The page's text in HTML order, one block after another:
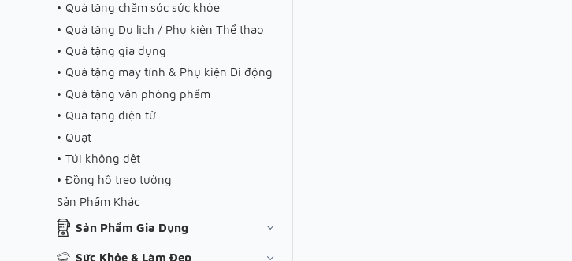
Quà tặng chăm sóc sức khỏe
Quà tặng Du lịch / Phụ kiện Thể thao
Quà tặng gia dụng
Quà tặng máy tính & Phụ kiện Di động
Quà tặng văn phòng phẩm
Quà tặng điện tử
Quạt
Túi không dệt
Đồng hồ treo tường
Sản Phẩm Khác
Sản Phẩm Gia Dụng
Sức Khỏe & Làm Đẹp